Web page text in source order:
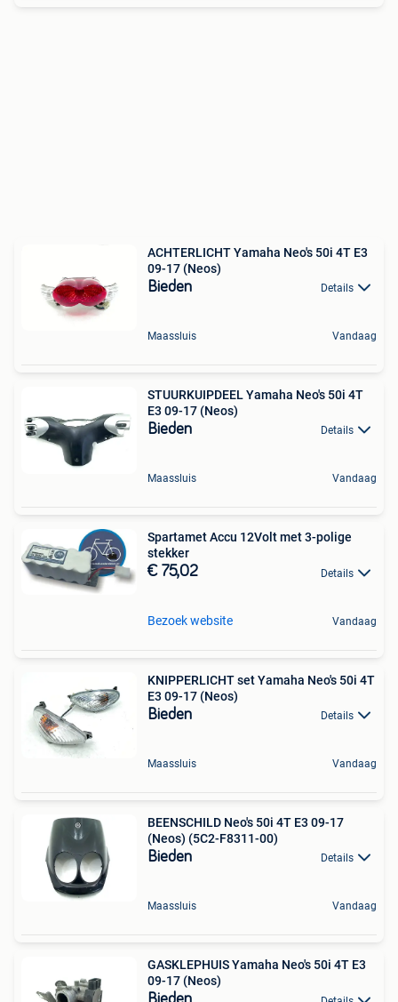
ACHTERLICHT Yamaha Neo's 50i 4T E3
09-17 (Neos)
Bieden Details
Maassluis Vandaag
STUURKUIPDEEL Yamaha Neo's 50i 4T
E3 09-17 (Neos)
Bieden Details
Maassluis Vandaag
Spartamet Accu 12Volt met 3-polige
stekker
€ 75,02 Details
Bezoek website Vandaag
KNIPPERLICHT set Yamaha Neo's 50i 4T
E3 09-17 (Neos)
Bieden Details
Maassluis Vandaag
BEENSCHILD Neo's 50i 4T E3 09-17
(Neos) (5C2-F8311-00)
Bieden Details
Maassluis Vandaag
GASKLEPHUIS Yamaha Neo's 50i 4T E3
09-17 (Neos)